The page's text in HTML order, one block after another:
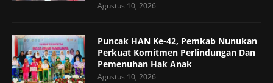
Agustus 10, 2026
Puncak HAN Ke-42, Pemkab Nunukan
Perkuat Komitmen Perlindungan Dan
Pemenuhan Hak Anak
Agustus 10, 2026